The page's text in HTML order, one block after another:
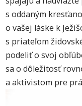
s oddaným
o vašej láske k
s priateľom
podeliť o svoj
sa o dôležitosť
a aktivistom pre